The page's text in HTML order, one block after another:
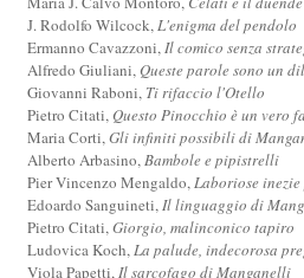
J. Rodolfo Wilcock,L'enigma del pendolo
Ermanno Cavazzoni,Il comico senza
Alfredo Giuliani,Queste parole sono un
Giovanni Raboni, Ti rifaccio l'Otello
Pietro Citati,Questo Pinocchio è un vero
Maria Corti,Gli infiniti possibili di
Alberto Arbasino,Bambole e pipistrelli
Pier Vincenzo Mengaldo,Laboriose
Edoardo Sanguineti,Il linguaggio di
Pietro Citati,Giorgio, malinconico tapiro
Ludovica Koch,La palude, indecorosa
Viola Papetti,Il sarcofago di Manganelli